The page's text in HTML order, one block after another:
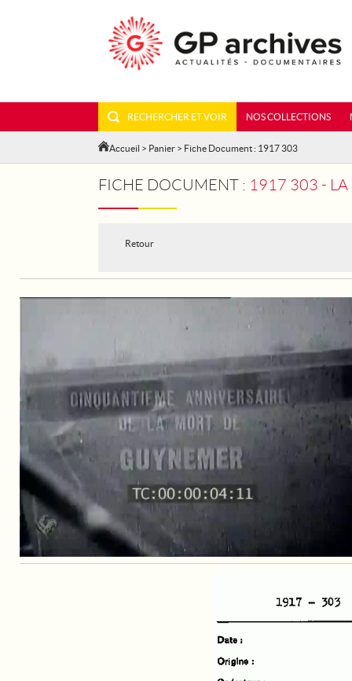
RECHERCHER ET VOIR NOS COLLECTIONS
Accueil > Panier > Fiche Document : 1917 303
FICHE DOCUMENT : 1917 303 - LA
Retour